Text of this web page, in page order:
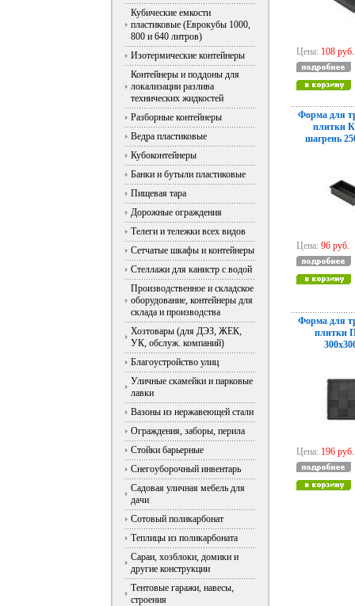
Кубические емкости
пластиковые (Еврокубы 1000,
800 и 640 литров)
Изотермические контейнеры
Контейнеры и поддоны для
локализации разлива
технических жидкостей
Разборные контейнеры
Ведра пластиковые
Кубоконтейнеры
Банки и бутыли пластиковые
Пищевая тара
Дорожные ограждения
Телеги и тележки всех видов
Сетчатые шкафы и контейнеры
Стеллажи для канистр с водой
Производственное и складское
оборудование, контейнеры для
склада и производства
Хозтовары (для ДЭЗ, ЖЕК,
УК, обслуж. компаний)
Благоустройство улиц
Уличные скамейки и парковые
лавки
Вазоны из нержавеющей стали
Ограждения, заборы, перила
Стойки барьерные
Снегоуборочный инвентарь
Садовая уличная мебель для
дачи
Сотовый поликарбонат
Теплицы из поликарбоната
Сараи, хозблоки, домики и
другие конструкции
Тентовые гаражи, навесы,
строения
Цена: 108 руб.
Форма для
плитки
шагрень
Цена: 96 руб.
Форма для
плитки
Цена: 196 руб.